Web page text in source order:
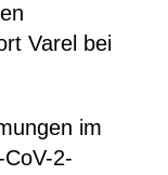
Varel bei
im
2-